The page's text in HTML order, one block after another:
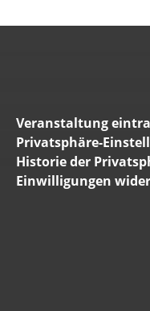
Veranstaltung
Privatsphäre-
Historie der
Einwilligungen